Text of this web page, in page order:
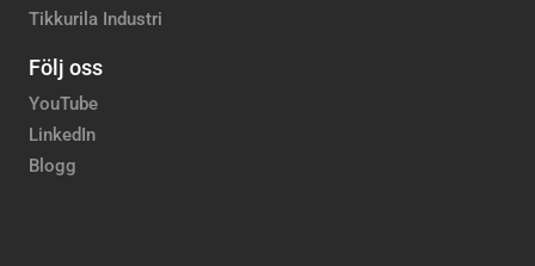
Tikkurila Industri
Följ oss
YouTube
LinkedIn
Blogg